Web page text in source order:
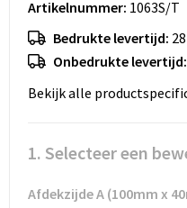
ICT
Landbouw
Reizen & recreatie
Scholen & Verenigingen
Sport
Huis, Tuin en Dier
Kantoor en
Geboorte, kinderen en
Landbouw
Paraplu's en regenkleding
Bodywarmers en vesten
Broeken, rokken en jurken
Dekens, Fleecedekens en
Fluo - Veiligheid
Gebreide truien / Gilets
Eco gifts
Business gift SETS
Reizen & Recreatie
Sport
Scholen & Vereniging
Wellness en zorg
Zorg & Welzijn
Artikelnummer: 1063S/T
Bedrukte levertijd:
Onbedrukte levertijd:
Bekijk alle
1. Selecteer een
Afdekzijde A (100mm x